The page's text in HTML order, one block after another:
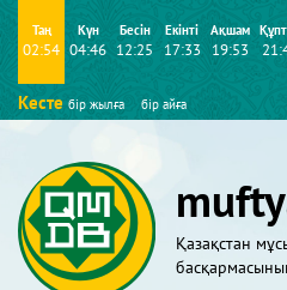
Таң
02:54
Күн
04:46
Бесін
12:25
Екінті
17:33
Ақшам
19:53
Кесте бір жылға бір айға
Қазақстан